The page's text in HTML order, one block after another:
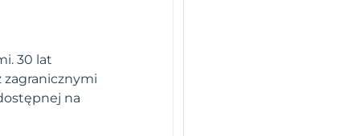
30 lat
na